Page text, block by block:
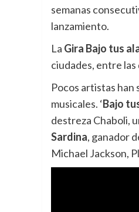
semanas
lanzamiento.
La Gira Bajo tus
ciudades, entre las
Pocos artistas han
musicales. ‘Bajo
destreza Chaboli,
Sardina, ganador
Michael Jackson,